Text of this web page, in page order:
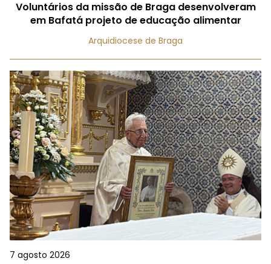
Voluntários da missão de Braga desenvolveram
em Bafatá projeto de educação alimentar
Arquidiocese de Braga
7 agosto 2026